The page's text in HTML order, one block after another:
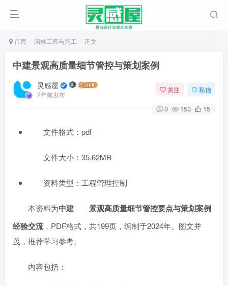
首页 园林工程与施工 正文
中建景观高质量细节管控与策划案例
灵感屋
2年前发布
关注 私信
0 153 15
文件格式：pdf
文件大小：35.62MB
资料类型：工程管理控制
本资料为中建 景观高质量细节管控要点与策划案例
经验交流，PDF格式，共199页，编制于2024年。图文并
茂，推荐学习参考。
内容包括：